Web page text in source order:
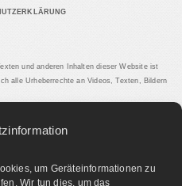
um Geräteinformationen zu
Wir tun dies, um das
und anderen Inhalten dieser Website ist
alle Urheberrechte an Videos, Texten, Bildern